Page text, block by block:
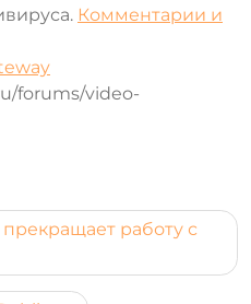
Комментарии и
forums/video-
работу с